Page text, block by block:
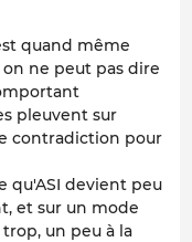
quand même
ne peut pas dire
pleuvent sur
contradiction pour
qu'ASI devient peu
et sur un mode
un peu à la